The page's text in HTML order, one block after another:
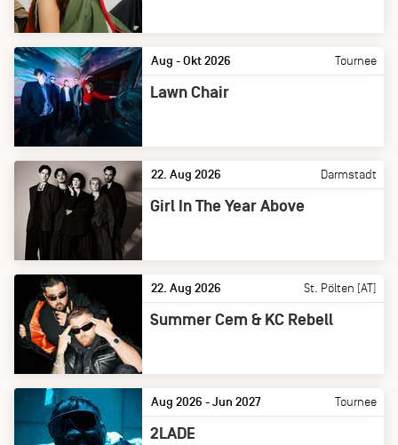
Tournee
Aug - Okt 2026
Lawn Chair
Darmstadt
22. Aug 2026
Girl In The Year Above
St. Pölten [AT]
22. Aug 2026
Summer Cem & KC Rebell
Tournee
Aug 2026 - Jun 2027
2LADE